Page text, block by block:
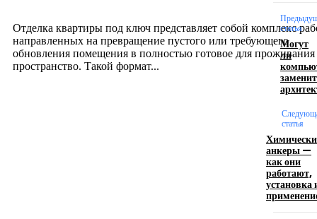
Отделка квартиры под ключ представляет собой комплекс
направленных на превращение пустого или требующего
обновления помещения в полностью готовое для проживания
пространство. Такой формат...
логотипом: эффективный инструмент бренда
Девушка в бокале: легендарный номер бурлеска
статья
Могут
ли
статья
анкеры —
как они
работают,
установка